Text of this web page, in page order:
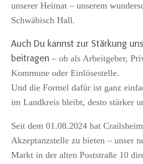
unserer Heimat – unserem
Schwäbisch Hall.
Auch Du kannst zur Stärkung
beitragen – ob als Arbeitgeber,
Kommune oder Einlösestelle.
Und die Formel dafür ist ganz
im Landkreis bleibt, desto stärker
Seit dem 01.08.2024 hat
Akzeptanzstelle zu bieten – unser
Markt in der alten Poststraße 10